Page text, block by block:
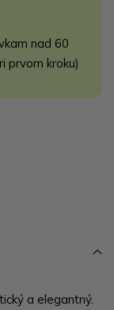
nad 60
prvom kroku)
a elegantný.